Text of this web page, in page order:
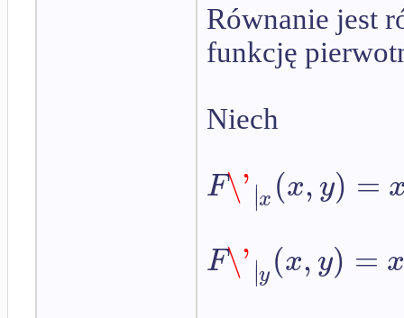
Równanie jest
funkcję
Niech
F\'∣x (x,y) =
F\'∣
∣y(x,y) =